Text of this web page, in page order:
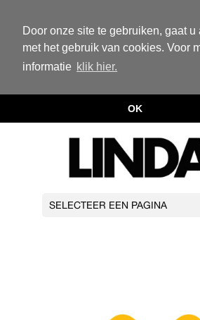
Door onze site te gebruiken, gaat u
met het gebruik van cookies. Voor
informatie klik hier.
OK
SELECTEER EEN PAGINA